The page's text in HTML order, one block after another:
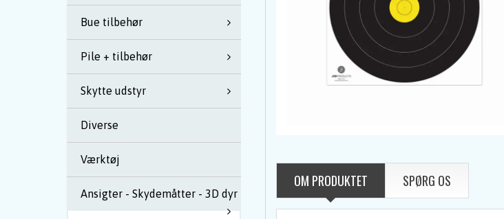
Bue tilbehør
Pile + tilbehør
Skytte udstyr
Diverse
Værktøj
Ansigter - Skydemåtter - 3D dyr
OM PRODUKTET SPØRG OS